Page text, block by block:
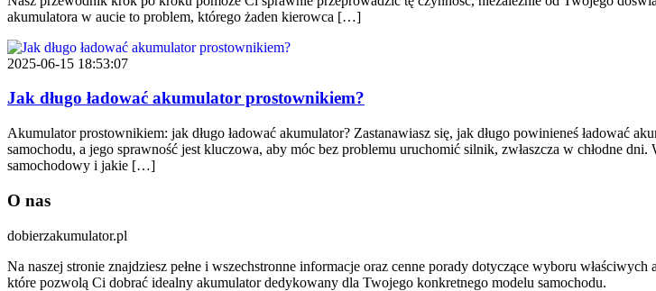
akumulatora w aucie to problem, którego żaden kierowca […]
2025-06-15 18:53:07
Jak długo ładować akumulator prostownikiem?
Akumulator prostownikiem: jak długo ładować akumulator? Zastanawiasz się, jak długo powinieneś ładować
samochodu, a jego sprawność jest kluczowa, aby móc bez problemu uruchomić silnik, zwłaszcza w chłodne
samochodowy i jakie […]
O nas
dobierzakumulator.pl
Na naszej stronie znajdziesz pełne i wszechstronne informacje oraz cenne porady dotyczące wyboru
które pozwolą Ci dobrać idealny akumulator dedykowany dla Twojego konkretnego modelu samochodu.